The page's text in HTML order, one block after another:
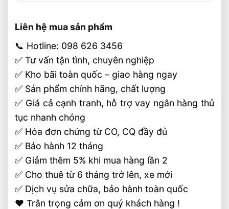
Liên hệ mua sản phẩm
📞 Hotline: 098 626 3456
✅ Tư vấn tận tình, chuyên nghiệp
✅ Kho bãi toàn quốc – giao hàng ngay
✅ Sản phẩm chính hãng, chất lượng
✅ Giá cả cạnh tranh, hỗ trợ vay ngân hàng thủ
tục nhanh chóng
✅ Hóa đơn chứng từ CO, CQ đầy đủ
✅ Bảo hành 12 tháng
✅ Giảm thêm 5% khi mua hàng lần 2
✅ Cho thuê từ 6 tháng trở lên, xe mới
✅ Dịch vụ sửa chữa, bảo hành toàn quốc
❤️ Trân trọng cảm ơn quý khách hàng !